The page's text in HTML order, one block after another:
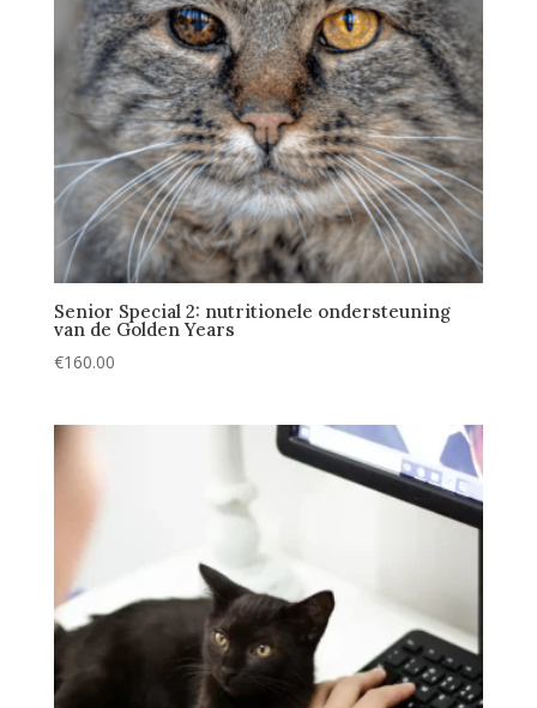
Senior Special 2: nutritionele ondersteuning
van de Golden Years
€160.00